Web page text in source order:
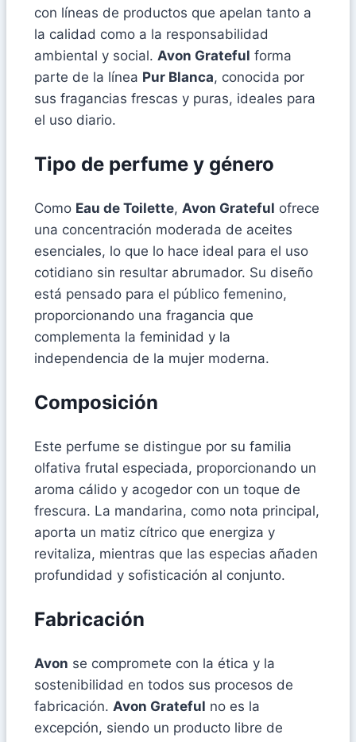
con líneas de productos que apelan tanto a
la calidad como a la responsabilidad
ambiental y social. Avon Grateful forma
parte de la línea Pur Blanca, conocida por
sus fragancias frescas y puras, ideales para
el uso diario.
Tipo de perfume y género
Como Eau de Toilette, Avon Grateful ofrece
una concentración moderada de aceites
esenciales, lo que lo hace ideal para el uso
cotidiano sin resultar abrumador. Su diseño
está pensado para el público femenino,
proporcionando una fragancia que
complementa la feminidad y la
independencia de la mujer moderna.
Composición
Este perfume se distingue por su familia
olfativa frutal especiada, proporcionando un
aroma cálido y acogedor con un toque de
frescura. La mandarina, como nota principal,
aporta un matiz cítrico que energiza y
revitaliza, mientras que las especias añaden
profundidad y sofisticación al conjunto.
Fabricación
Avon se compromete con la ética y la
sostenibilidad en todos sus procesos de
fabricación. Avon Grateful no es la
excepción, siendo un producto libre de